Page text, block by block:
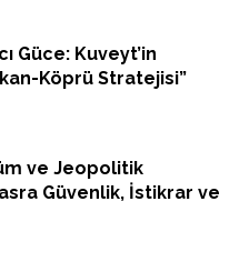
Güce: Kuveyt’in
Köprü Stratejisi”
ve Jeopolitik
Güvenlik, İstikrar ve